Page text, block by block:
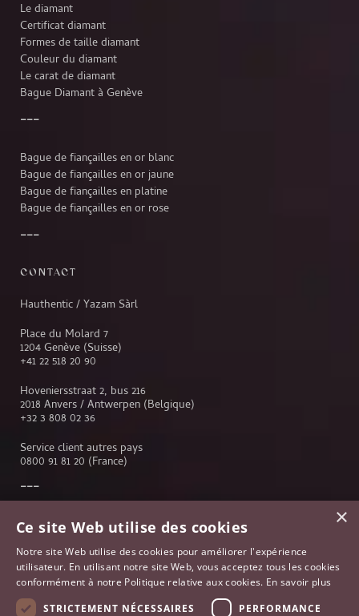
Le diamant
Certificat diamant
Formes de taille diamant
Couleur du diamant
Le carat de diamant
Bague Diamant à Genève
Bague de fiançailles en or blanc
Bague de fiançailles en or jaune
Bague de fiançailles en platine
Bague de fiançailles en or rose
CONTACT
Hauthentic / Yazam Sàrl
Place du Molard 7
1204 Genève (Suisse)
+41 22 518 20 90
Hoveniersstraat 2, bus 216
2018 Anvers / Antwerpen (Belgique)
+32 3 808 02 36
Service client autres pays
0800 91 81 20 (France)
Service client
Lausanne
Anvers
Paris
×
Ce site Web utilise des cookies
Notre site Web utilise des cookies pour améliorer l'expérience
utilisateur. En utilisant notre site Web, vous acceptez tous les cookies
conformément à notre Politique relative aux cookies. En savoir plus
STRICTEMENT NÉCESSAIRES
PERFORMANCE